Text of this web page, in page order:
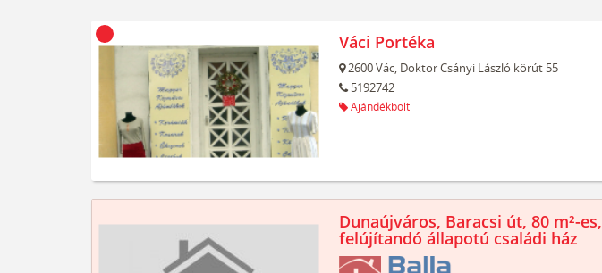
Váci Portéka
2600Vác, Doktor Csányi László körút 55
5192742
Ajándékbolt
Dunaújváros, Baracsi út, 80 m²-es,
felújítandó állapotú családi ház